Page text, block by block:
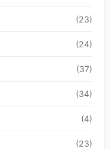
(23)
(24)
(37)
(34)
(4)
(23)